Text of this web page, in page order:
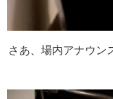
さあ、場内アナウン